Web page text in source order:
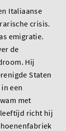
Italiaanse
crisis.
emigratie.
de
Hij
Staten
een
met
richt hij